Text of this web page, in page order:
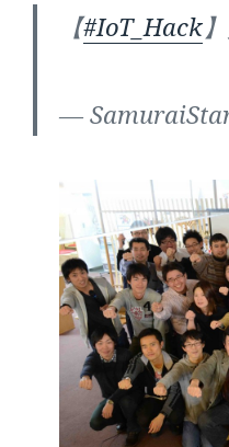
【#IoT_Hack
—